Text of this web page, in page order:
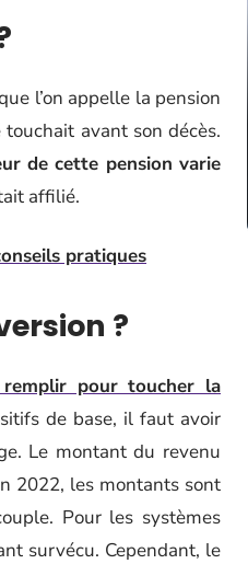
l’on appelle la pension
avant son décès.
de cette pension varie
affilié.
pratiques
?
pour toucher la
de base, il faut avoir
Le montant du revenu
2022, les montants sont
Pour les systèmes
survécu. Cependant, le